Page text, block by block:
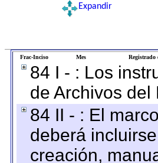
Expandir
Frac-Inciso Mes Registrado
84 I - : Los
de Archivos
84 II - : El
deberá
creación,